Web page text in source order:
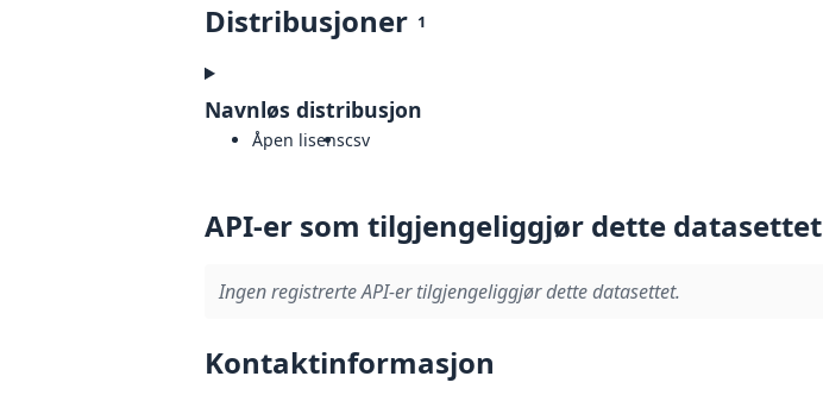
Distribusjoner 1
Navnløs distribusjon
Åpen lisenscsv
API-er som tilgjengeliggjør dette datasettet
Ingen registrerte API-er tilgjengeliggjør dette datasettet.
Kontaktinformasjon